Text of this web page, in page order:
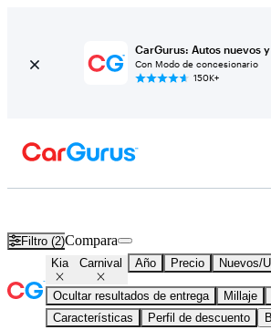
CarGurus: Autos nuevos
Con Modo de concesionario
150K+
Filtro (2)Compara
Kia Carnival Año Precio Nuevos/
Ocultar resultados de entrega Millaje
Características
Perfil de descuento